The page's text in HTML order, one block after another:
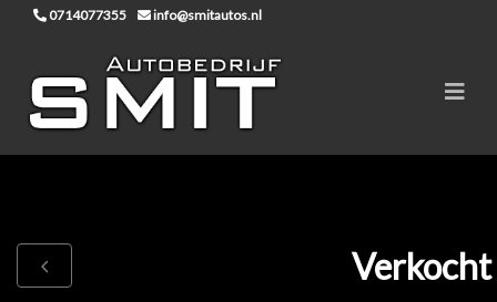
0714077355 info@smitautos.nl
Verkocht